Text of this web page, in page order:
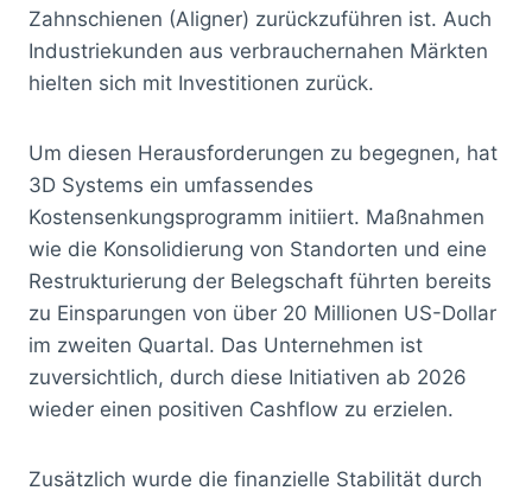
Zahnschienen (Aligner) zurückzuführen ist. Auch
Industriekunden aus verbrauchernahen Märkten
hielten sich mit Investitionen zurück.
Um diesen Herausforderungen zu begegnen, hat
3D Systems ein umfassendes
Kostensenkungsprogramm initiiert. Maßnahmen
wie die Konsolidierung von Standorten und eine
Restrukturierung der Belegschaft führten bereits
zu Einsparungen von über 20 Millionen US-Dollar
im zweiten Quartal. Das Unternehmen ist
zuversichtlich, durch diese Initiativen ab 2026
wieder einen positiven Cashflow zu erzielen.
Zusätzlich wurde die finanzielle Stabilität durch